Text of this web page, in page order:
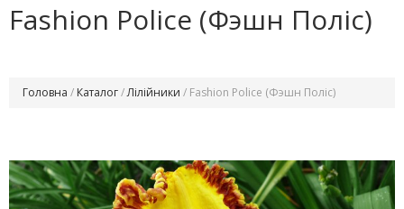
Fashion Police (Фэшн Поліс)
Головна / Каталог/Лілійники / Fashion Police (Фэшн Поліс)